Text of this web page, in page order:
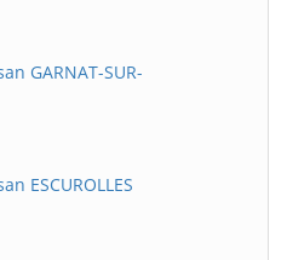
GARNAT-SUR-
ESCUROLLES